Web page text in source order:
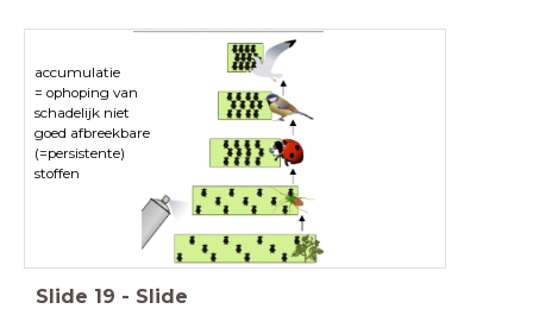
accumulatie
= ophoping van
schadelijk niet
goed afbreekbare
(=persistente)
stoffen
Slide 19 - Slide